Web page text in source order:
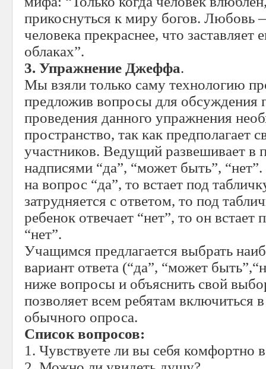
прикоснуться к миру богов. Любовь
человека прекраснее, что заставляет
облаках”.
3. Упражнение Джеффа.
Мы взяли только саму технологию
предложив вопросы для обсуждения
проведения данного упражнения
пространство, так как предполагает
участников. Ведущий развешивает в
надписями “да”, “может быть”,
на вопрос “да”, то встает под
затрудняется с ответом, то под
ребенок отвечает “нет”, то он
“нет”.
Учащимся предлагается выбрать
вариант ответа (“да”, “может
ниже вопросы и объяснить свой
позволяет всем ребятам включиться
обычного опроса.
Список вопросов:
1. Чувствуете ли вы себя комфортно